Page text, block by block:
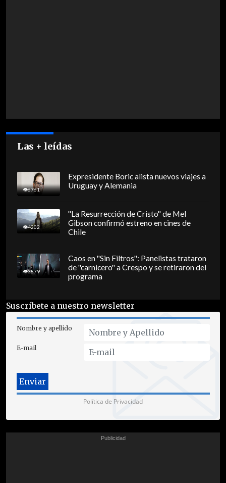
Las + leídas
6761
Expresidente Boric alista nuevos viajes a
Uruguay y Alemania
4202
"La Resurrección de Cristo" de Mel
Gibson confirmó estreno en cines de
Chile
3879
Caos en "Sin Filtros": Panelistas trataron
de "carnicero" a Crespo y se retiraron del
programa
Suscríbete a nuestro newsletter
Nombre y apellido
E-mail
Política de Privacidad